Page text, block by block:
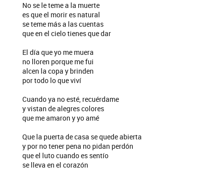
No se le teme a la muerte
es que el morir es natural
se teme más a las cuentas
que en el cielo tienes que dar
El día que yo me muera
no lloren porque me fui
alcen la copa y brinden
por todo lo que viví
Cuando ya no esté, recuérdame
y vistan de alegres colores
que me amaron y yo amé
Que la puerta de casa se quede abierta
y por no tener pena no pidan perdón
que el luto cuando es sentío
se lleva en el corazón